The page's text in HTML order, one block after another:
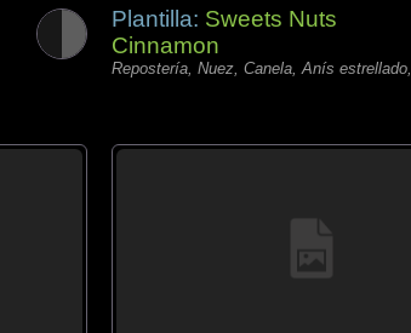
Plantilla: Sweets Nuts
Cinnamon
Repostería, Nuez, Canela, Anís estrellado,